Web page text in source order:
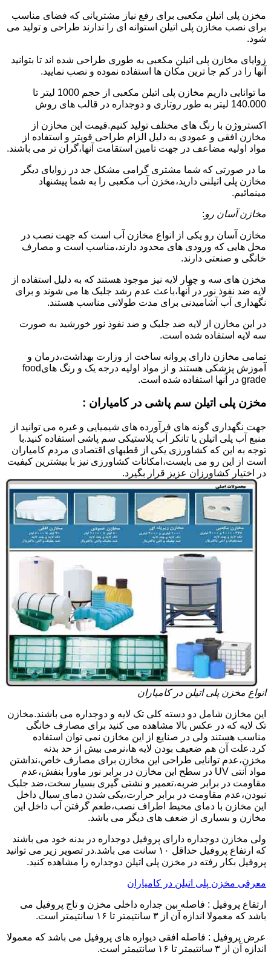
مخزن پلی اتیلن مکعبی برای رفع نیاز مشتریانی که فضای مناسب
برای نصب مخازن پلی اتیلن استوانه ای را ندارند طراحی و تولید می
شود.
زوایای مخازن پلی اتیلن مکعبی به طوری طراحی شده اند تا بتوانید
آنها را در کم جا ترین مکان ها استفاده نموده و نصب نمایید.
ما توانایی داریم مخازن پلی اتیلن مکعبی از حجم 1000 لیتر تا
140.000 لیتر به طور روتاری و دوجداره در قالب های روش
اکستروژن با رنگ های مختلف تولید کنیم.قیمت این مخازن از
مخازن افقی و عمودی به دلیل الزام طراحی قویتر و استفاده از
مواد اولیه مضاعف در جهت تامین استقامت آنها،گران تر می باشند.
ما در صورتی که شما مشتری گرامی مشکل جد در زوایای دیگر
مخازن پلی اتیلنی دارید،مخزن آب مکعبی را به شما پیشنهاد
مینمائیم.
مخازن آسان رو:
مخازن آسان رو یکی از انواع مخازن آب است که جهت نصب در
محل هایی که ورودی های محدود دارند،مناسب است و مصارف
خانگی و صنعتی دارند.
مخزن های سه و چهار لایه نیز موجود هستند که به دلیل استفاده از
لایه ضد نفوذ نور در آنها،باعث عدم رشد جلبک ها می شوند و برای
نگهداری آب آشامیدنی برای مدت طولانی مناسب هستند.
در این مخازن از لایه ضد جلبک و ضد نفوذ نور خورشید به صورت
سه لایه استفاده شده است.
تمامی مخازن دارای پروانه ساخت از وزارت بهداشت،درمان و
آموزش پزشکی هستند و از مواد اولیه درجه یک و رنگ هایfood
grade در آنها استفاده شده است.
مخزن پلی اتیلن سم پاشی در کامیاران :
جهت نگهداری گونه های فرآورده های شیمیایی و غیره می توانید از
منبع آب پلی اتیلن یا تانکر آب پلاستیکی سم پاشی استفاده کنید.با
توجه به این که کشاورزی یکی از قطبهای اقتصادی مردم کامیاران
است از این رو می بایست،امکانات کشاورزی نیز با بیشترین کیفیت
در اختیار کشاورزان عزیز قرار بگیرد.
انواع مخزن پلی اتیلن در کامیاران
این مخازن شامل دو دسته کلی تک لایه و دوجداره می باشند.مخازن
تک لایه که در عکس بالا مشاهده می کنید برای مصارف خانگی
مناسب هستند ولی در صنایع از این مخازن نمی توان استفاده
کرد.علت آن هم ضعیف بودن لایه ها،نرمی بیش از حد بدنه
مخزن،عدم توانایی طراحی این مخازن برای مصارف خاص،نداشتن
مواد آنتی UV در سطح این مخازن در برابر نور ماورا بنفش،عدم
مقاومت در برابر ضربه،تعمیر و نشتی گیری بسیار سخت،ضد جلبک
نبودن،عدم مقاومت در برابر حرارت،یکی شدن دمای سیال داخل
این مخازن با دمای محیط اطراف نصب،طعم گرفتن آب داخل این
مخازن و بسیاری از ضعف های دیگر می باشد.
ولی مخازن دوجداره دارای پروفیل دوجداره در بدنه خود می باشند
که ارتفاع پروفیل حداقل ۱۰ سانت می باشد.در تصویر زیر می توانید
پروفیل بکار رفته در مخزن پلی اتیلن دوجداره را مشاهده کنید.
معرفی مخزن پلی اتیلن در کامیاران
ارتفاع پروفیل : فاصله بین جداره داخلی مخزن و تاج پروفیل می
باشد که معمولا اندازه آن از ۳ سانتیمتر تا ۱۶ سانتیمتر است.
عرض پروفیل : فاصله افقی دیواره های پروفیل می باشد که معمولا
اندازه آن از ۳ سانتیمتر تا ۱۶ سانتیمتر است.